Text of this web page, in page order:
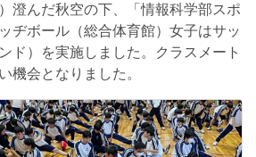
澄んだ秋空の下、「情報科学部スポ
ヂボール（総合体育館）女子はサッ
ド）を実施しました。クラスメート
機会となりました。